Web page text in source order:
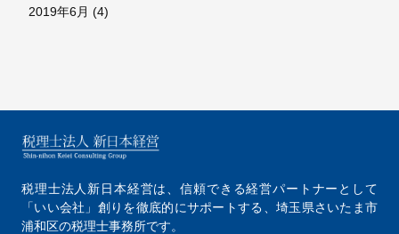
2019年6月 (4)
税理士法人新日本経営は、信頼できる経営パートナーとして
「いい会社」創りを徹底的にサポートする、 埼玉県さいたま市
浦和区の税理士事務所です。